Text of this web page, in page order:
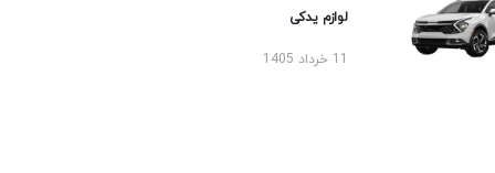
لوازم یدکی